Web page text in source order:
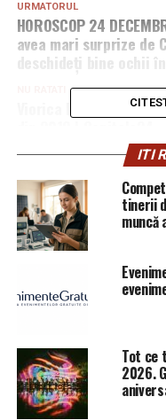
URMATORUL
HOROSCOP 24
avea mari surprize de
deschideți bine ochii
Viorica Dăncilă a
ITI
tinerii
muncă
Tot ce
2026.